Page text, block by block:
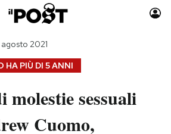
Auto
Moda
HA PIÙ DI 5 ANNI
2021
molestie sessuali
Cuomo,